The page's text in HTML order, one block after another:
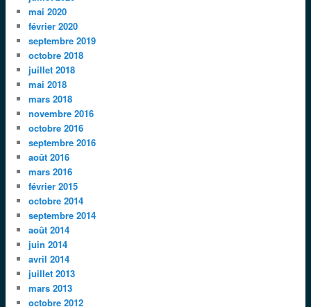
mai 2020
février 2020
septembre 2019
octobre 2018
juillet 2018
mai 2018
mars 2018
novembre 2016
octobre 2016
septembre 2016
août 2016
mars 2016
février 2015
octobre 2014
septembre 2014
août 2014
juin 2014
avril 2014
juillet 2013
mars 2013
octobre 2012